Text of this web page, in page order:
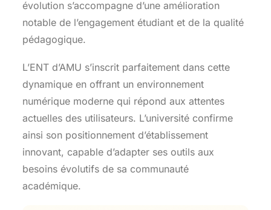
évolution s’accompagne d’une amélioration
notable de l’engagement étudiant et de la qualité
pédagogique.
L’ENT d’AMU s’inscrit parfaitement dans cette
dynamique en offrant un environnement
numérique moderne qui répond aux attentes
actuelles des utilisateurs. L’université confirme
ainsi son positionnement d’établissement
innovant, capable d’adapter ses outils aux
besoins évolutifs de sa communauté
académique.